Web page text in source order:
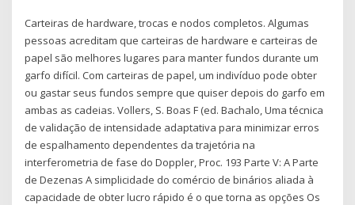
Carteiras de hardware, trocas e nodos completos. Algumas
pessoas acreditam que carteiras de hardware e carteiras de
papel são melhores lugares para manter fundos durante um
garfo difícil. Com carteiras de papel, um indivíduo pode obter
ou gastar seus fundos sempre que quiser depois do garfo em
ambas as cadeias. Vollers, S. Boas F (ed. Bachalo, Uma técnica
de validação de intensidade adaptativa para minimizar erros
de espalhamento dependentes da trajetória na
interferometria de fase do Doppler, Proc. 193 Parte V: A Parte
de Dezenas A simplicidade do comércio de binários aliada à
capacidade de obter lucro rápido é o que torna as opções Os